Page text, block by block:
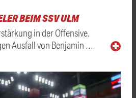
BEIM SSV ULM
in der Offensive.
Ausfall von Benjamin …